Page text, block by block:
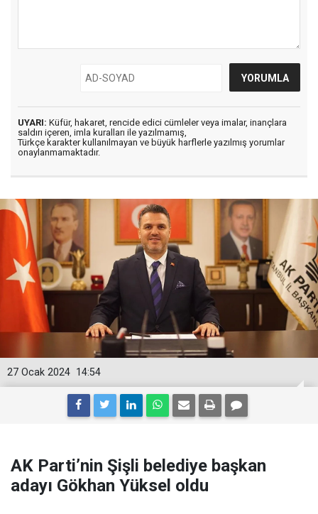
UYARI: Küfür, hakaret, rencide edici cümleler veya imalar, inançlara
saldırı içeren, imla kuralları ile yazılmamış,
Türkçe karakter kullanılmayan ve büyük harflerle yazılmış yorumlar
onaylanmamaktadır.
14:54
27 Ocak 2024
AK Parti’nin Şişli belediye başkan
adayı Gökhan Yüksel oldu